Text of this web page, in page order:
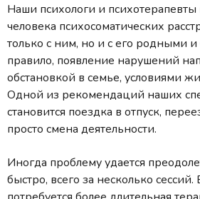
Наши психологи и
человека психосоматических
только с ним, но и с его родными
правило, появление нарушений
обстановкой в семье, условиями
Одной из рекомендаций наших
становится поездка в отпуск,
просто смена деятельности.
Иногда проблему удается
быстро, всего за несколько сессий.